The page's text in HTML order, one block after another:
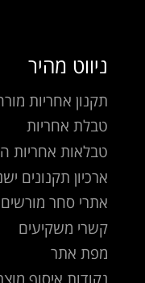
ניווט מהיר
תקנון אחריות
טבלת אחריות
טבלאות אחריות
ארכיון תקנונים
אתרי סחר מורשים
קשרי משקיעים
מפת אתר
נקודות איסוף